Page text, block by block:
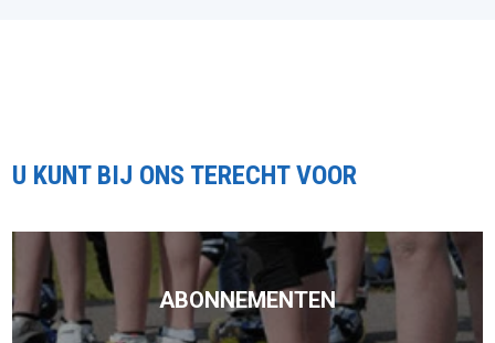
U KUNT BIJ ONS TERECHT VOOR
ABONNEMENTEN